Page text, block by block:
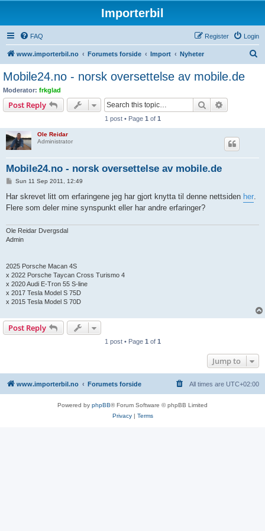
Importerbil
FAQ Login
Register
www.importerbil.no Forumets forside Import Nyheter
Mobile24.no - norsk oversettelse av mobile.de
Moderator: frkglad
Post Reply Search
1 post • Page 1 of 1
Ole Reidar
Administrator
Mobile24.no - norsk oversettelse av mobile.de
P
s
Sun 11 Sep 2011, 12:49
Har skrevet litt om erfaringene jeg har gjort knytta til denne nettsiden her
Flere som deler mine synspunkt eller har andre erfaringer?
Ole Reidar Dvergsdal
Admin
2025 Porsche Macan 4S
x 2022 Porsche Taycan Cross Turismo 4
x 2020 Audi E-Tron 55 S-line
x 2017 Tesla Model S 75D
x 2015 Tesla Model S 70D
Post Reply
1 post • Page 1 of 1
Jump to
www.importerbil.no Forumets forside All times are UTC+02:00
Powered by phpBB® Forum Software © phpBB Limited
Privacy| Terms